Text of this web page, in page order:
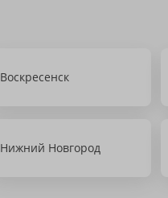
Воскресенск
Нижний Новгород